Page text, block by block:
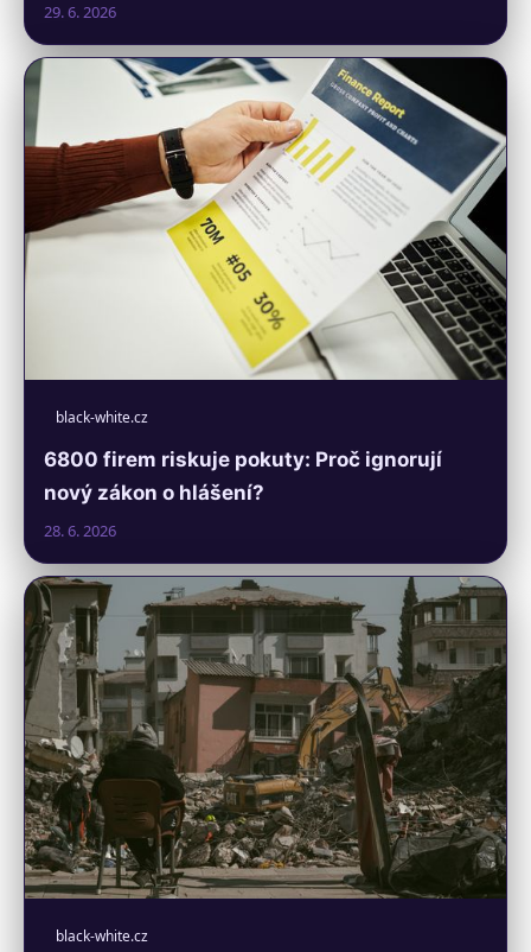
29. 6. 2026
black-white.cz
6800 firem riskuje pokuty: Proč ignorují
nový zákon o hlášení?
28. 6. 2026
black-white.cz